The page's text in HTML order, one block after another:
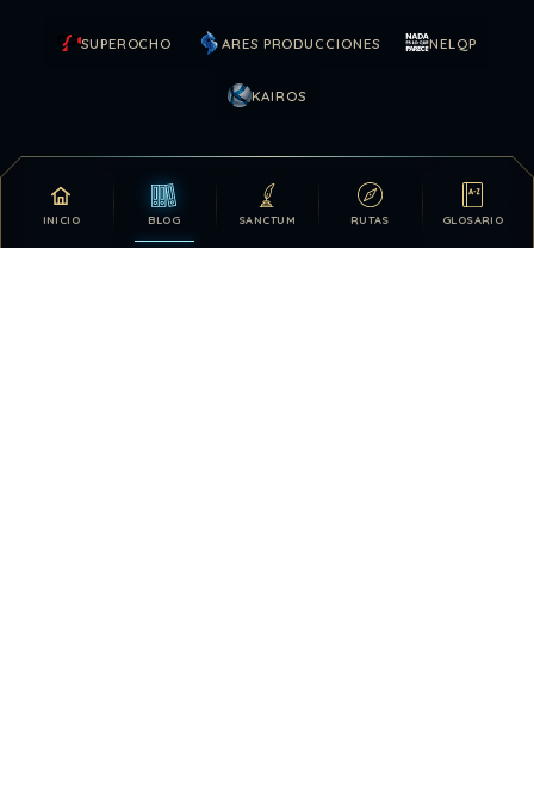
INICIO BLOG SANCTUM RUTAS GLOSARIO
SUPEROCHO ARES PRODUCCIONES NELQP
KAIROS
Tu apoyo hace posible que DDLA siga creciendo.